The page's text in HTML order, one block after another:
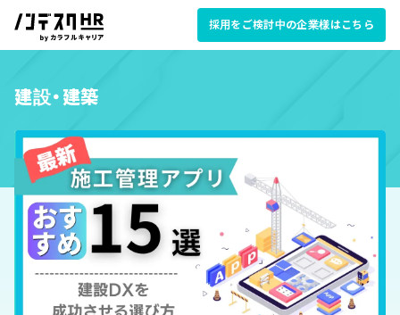
採用をご検討中の企業様はこちら
建設・建築